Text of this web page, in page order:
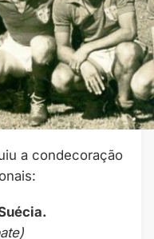
a condecoração